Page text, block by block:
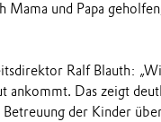
Mama und Papa
Ralf Blauth:
ankommt. Das zeigt
der Kinder